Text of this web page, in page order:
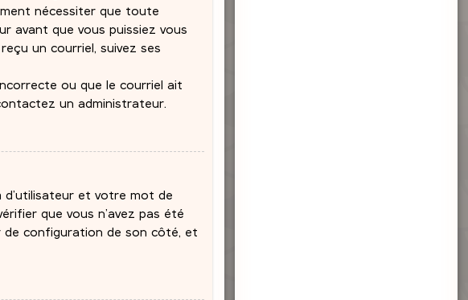
nécessiter que toute
avant que vous puissiez vous
un courriel, suivez ses
ou que le courriel ait
un administrateur.
d’utilisateur et votre mot de
que vous n’avez pas été
de configuration de son côté, et